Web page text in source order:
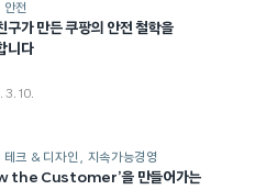
안전
구가 만든 쿠팡의 안전 철학을
니다
10.
테크 & 디자인 지속가능경영
the Customer’을 만들어가는